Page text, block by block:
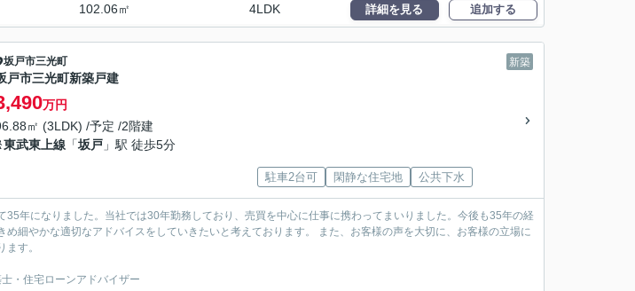
102.06㎡ 4LDK 詳細を見る 追加する
新築
坂戸市三光町
戸市三光町新築戸建
万円
㎡ (3LDK) /予定 /2階建
東武東上線 「坂戸 」駅 徒歩5分
駐車2台可 閑静な住宅地 公共下水
35年になりました。当社では30年勤務しており、売買を中心に仕事に携わってまいりました。今後も35年の経
め細やかな適切なアドバイスをしていきたいと考えております。 また、お客様の声を大切に、お客様の立場に
す。
・住宅ローンアドバイザー